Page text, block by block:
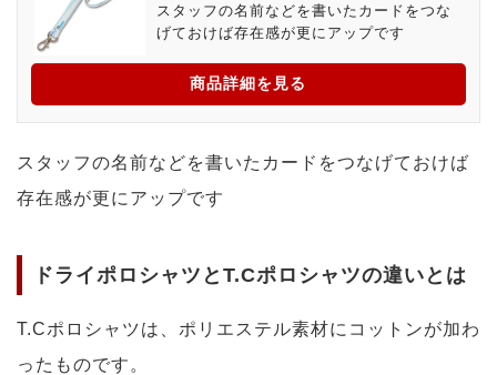
スタッフの名前などを書いたカードをつな
げておけば存在感が更にアップです
商品詳細を見る
スタッフの名前などを書いたカードをつなげておけば
存在感が更にアップです
ドライポロシャツとT.Cポロシャツの違いとは
T.Cポロシャツは、ポリエステル素材にコットンが加わ
ったものです。